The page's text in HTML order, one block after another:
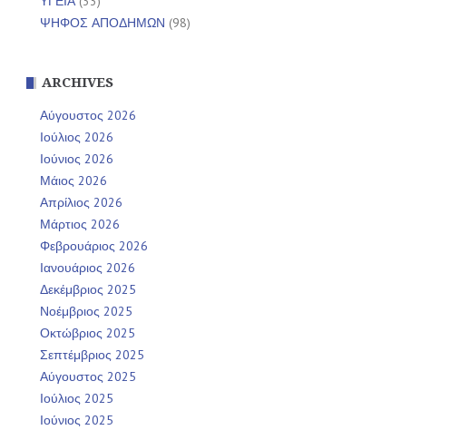
ΨΗΦΟΣ ΑΠΟΔΗΜΩΝ (98)
ARCHIVES
Αύγουστος 2026
Ιούλιος 2026
Ιούνιος 2026
Μάιος 2026
Απρίλιος 2026
Μάρτιος 2026
Φεβρουάριος 2026
Ιανουάριος 2026
Δεκέμβριος 2025
Νοέμβριος 2025
Οκτώβριος 2025
Σεπτέμβριος 2025
Αύγουστος 2025
Ιούλιος 2025
Ιούνιος 2025